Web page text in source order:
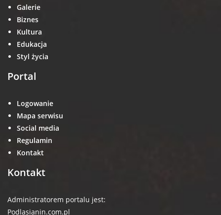
Galerie
Biznes
Kultura
Edukacja
Styl życia
Portal
Logowanie
Mapa serwisu
Social media
Regulamin
Kontakt
Kontakt
Administratorem portalu jest:
Podlasianin.com.pl